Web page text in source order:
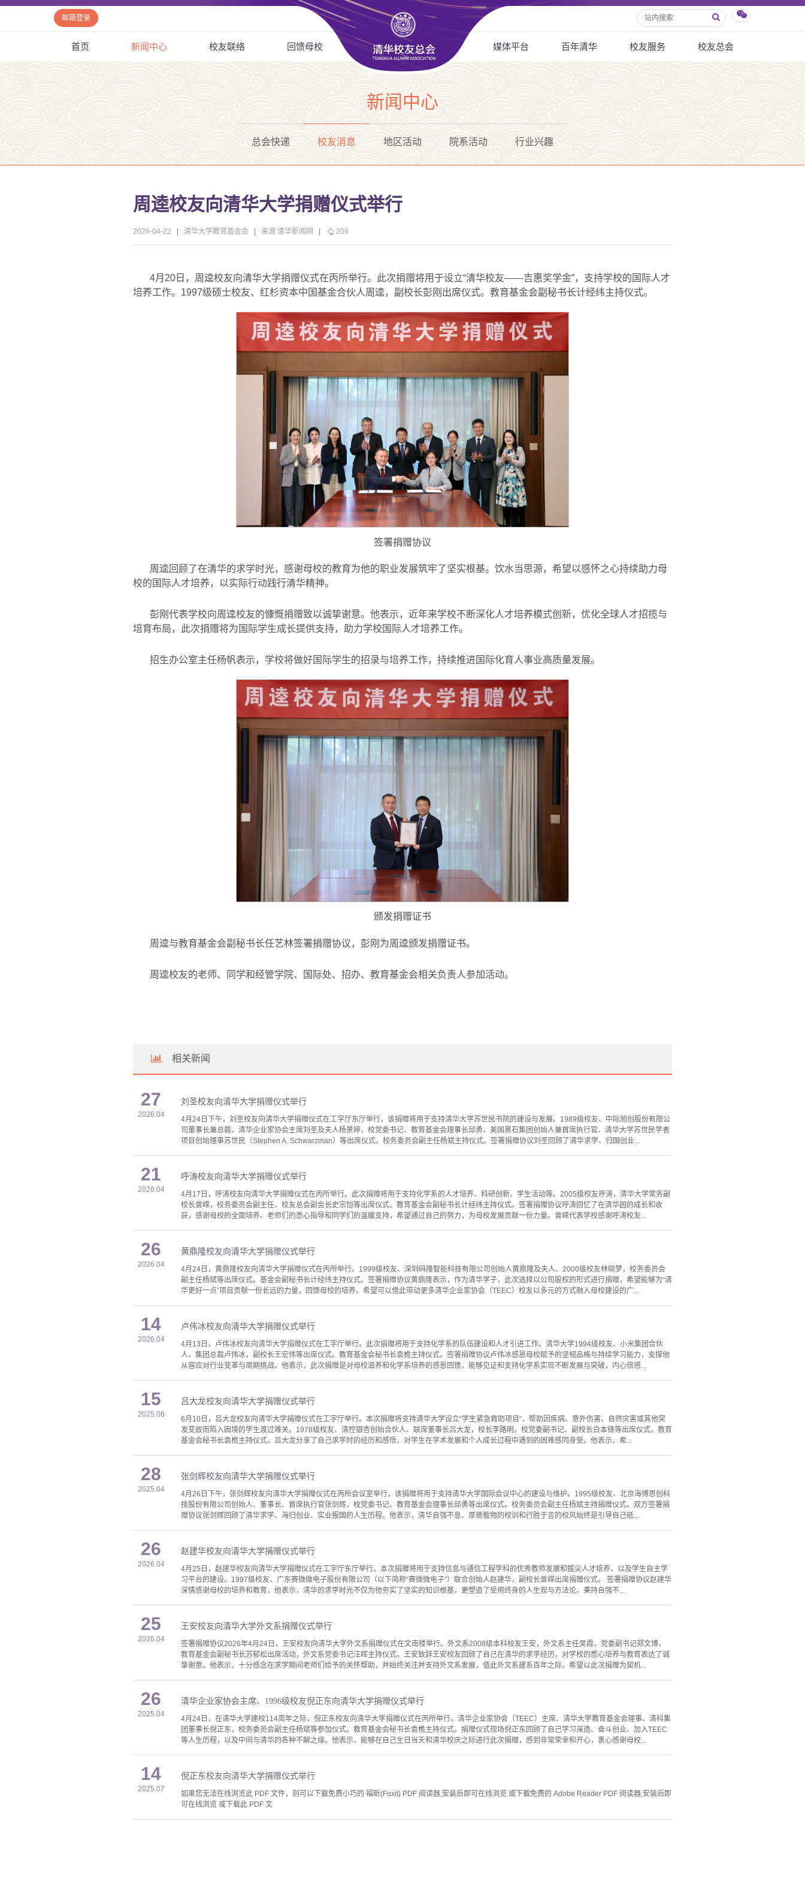
邮箱登录
首页 新闻中心 校友联络 回馈母校 媒体平台 百年清华 校友服务 校友总会
新闻中心
总会快递 校友消息 地区活动 院系活动 行业兴趣
周逵校友向清华大学捐赠仪式举行
2026-04-22 清华大学教育基金会 来源 清华新闻网 209
4月20日，周逵校友向清华大学捐赠仪式在丙所举行。此次捐赠将用于设立“清华校友——吉惠奖学金”，支持学校的国际人才
培养工作。1997级硕士校友、红杉资本中国基金合伙人周逵，副校长彭刚出席仪式。教育基金会副秘书长计经纬主持仪式。
签署捐赠协议
周逵回顾了在清华的求学时光，感谢母校的教育为他的职业发展筑牢了坚实根基。饮水当思源，希望以感怀之心持续助力母
校的国际人才培养，以实际行动践行清华精神。
彭刚代表学校向周逵校友的慷慨捐赠致以诚挚谢意。他表示，近年来学校不断深化人才培养模式创新，优化全球人才招揽与
培育布局，此次捐赠将为国际学生成长提供支持，助力学校国际人才培养工作。
招生办公室主任杨帆表示，学校将做好国际学生的招录与培养工作，持续推进国际化育人事业高质量发展。
颁发捐赠证书
周逵与教育基金会副秘书长任艺林签署捐赠协议，彭刚为周逵颁发捐赠证书。
周逵校友的老师、同学和经管学院、国际处、招办、教育基金会相关负责人参加活动。
相关新闻
27
2026.04
刘圣校友向清华大学捐赠仪式举行
4月24日下午，刘圣校友向清华大学捐赠仪式在工字厅东厅举行，该捐赠将用于支持清华大学苏世民书院的建设与发展。1989级校友、中际旭创股份有限公
司董事长兼总裁、清华企业家协会主席刘圣及夫人杨景婷，校党委书记、教育基金会理事长邱勇，美国黑石集团创始人兼首席执行官、清华大学苏世民学者
项目创始理事苏世民（Stephen A. Schwarzman）等出席仪式。校务委员会副主任杨斌主持仪式。签署捐赠协议刘圣回顾了清华求学、归国创业...
21
2026.04
呼涛校友向清华大学捐赠仪式举行
4月17日，呼涛校友向清华大学捐赠仪式在丙所举行。此次捐赠将用于支持化学系的人才培养、科研创新、学生活动等。2005级校友呼涛，清华大学常务副
校长曾嵘，校务委员会副主任、校友总会副会长史宗恺等出席仪式。教育基金会副秘书长计经纬主持仪式。签署捐赠协议呼涛回忆了在清华园的成长和收
获，感谢母校的全面培养、老师们的悉心指导和同学们的温暖支持，希望通过自己的努力，为母校发展贡献一份力量。曾嵘代表学校感谢呼涛校友...
26
2026.04
黄鼎隆校友向清华大学捐赠仪式举行
4月24日，黄鼎隆校友向清华大学捐赠仪式在丙所举行。1999级校友、深圳码隆智能科技有限公司创始人黄鼎隆及夫人、2000级校友林晓梦，校务委员会
副主任杨斌等出席仪式。基金会副秘书长计经纬主持仪式。签署捐赠协议黄鼎隆表示，作为清华学子，此次选择以公司股权的形式进行捐赠，希望能够为“清
华更好一点”项目贡献一份长远的力量，回馈母校的培养。希望可以借此带动更多清华企业家协会（TEEC）校友以多元的方式融入母校建设的广...
14
2026.04
卢伟冰校友向清华大学捐赠仪式举行
4月13日，卢伟冰校友向清华大学捐赠仪式在工字厅举行。此次捐赠将用于支持化学系的队伍建设和人才引进工作。清华大学1994级校友、小米集团合伙
人、集团总裁卢伟冰，副校长王宏伟等出席仪式。教育基金会秘书长袁桅主持仪式。签署捐赠协议卢伟冰感恩母校赋予的坚韧品格与持续学习能力，支撑他
从容应对行业变革与周期挑战。他表示，此次捐赠是对母校滋养和化学系培养的感恩回馈，能够见证和支持化学系实现不断发展与突破，内心倍感...
15
2025.06
吕大龙校友向清华大学捐赠仪式举行
6月10日，吕大龙校友向清华大学捐赠仪式在工字厅举行。本次捐赠将支持清华大学设立“学生紧急救助项目”，帮助因疾病、意外伤害、自然灾害或其他突
发变故而陷入困境的学生渡过难关。1978级校友、清控银杏创始合伙人、联席董事长吕大龙，校长李路明，校党委副书记、副校长白本锋等出席仪式。教育
基金会秘书长袁桅主持仪式。吕大龙分享了自己求学时的经历和感悟，对学生在学术发展和个人成长过程中遇到的困难感同身受。他表示，希...
28
2025.04
张剑辉校友向清华大学捐赠仪式举行
4月26日下午，张剑辉校友向清华大学捐赠仪式在丙所会议室举行，该捐赠将用于支持清华大学国际会议中心的建设与维护。1995级校友、北京海博思创科
技股份有限公司创始人、董事长、首席执行官张剑辉，校党委书记、教育基金会理事长邱勇等出席仪式。校务委员会副主任杨斌主持捐赠仪式。双方签署捐
赠协议张剑辉回顾了清华求学、海归创业、实业报国的人生历程。他表示，清华自强不息、厚德载物的校训和行胜于言的校风始终是引导自己砥...
26
2026.04
赵建华校友向清华大学捐赠仪式举行
4月25日，赵建华校友向清华大学捐赠仪式在工字厅东厅举行。本次捐赠将用于支持信息与通信工程学科的优秀教师发展和拔尖人才培养，以及学生自主学
习平台的建设。1997级校友、广东赛微微电子股份有限公司（以下简称“赛微微电子”）联合创始人赵建华，副校长曾嵘出席捐赠仪式。 签署捐赠协议赵建华
深情感谢母校的培养和教育，他表示，清华的求学时光不仅为他夯实了坚实的知识根基，更塑造了受用终身的人生观与方法论。秉持自强不...
25
2026.04
王安校友向清华大学外文系捐赠仪式举行
签署捐赠协议2026年4月24日，王安校友向清华大学外文系捐赠仪式在文南楼举行。外文系2008级本科校友王安，外文系主任吴霞，党委副书记郑文博，
教育基金会副秘书长苏郁松出席活动，外文系党委书记汪晖主持仪式。王安致辞王安校友回顾了自己在清华的求学经历，对学校的悉心培养与教育表达了诚
挚谢意。他表示，十分感念在求学期间老师们给予的关怀帮助，并始终关注并支持外文系发展，值此外文系建系百年之际，希望以此次捐赠为契机...
26
2025.04
清华企业家协会主席、1996级校友倪正东向清华大学捐赠仪式举行
4月24日，在清华大学建校114周年之际，倪正东校友向清华大学捐赠仪式在丙所举行。清华企业家协会（TEEC）主席、清华大学教育基金会理事、清科集
团董事长倪正东，校务委员会副主任杨斌等参加仪式。教育基金会秘书长袁桅主持仪式。捐赠仪式现场倪正东回顾了自己学习深造、奋斗创业、加入TEEC
等人生历程，以及中间与清华的各种不解之缘。他表示，能够在自己生日当天和清华校庆之际进行此次捐赠，感到非常荣幸和开心，衷心感谢母校...
14
2025.07
倪正东校友向清华大学捐赠仪式举行
如果您无法在线浏览此 PDF 文件，则可以下载免费小巧的 福昕(Foxit) PDF 阅读器,安装后即可在线浏览 或下载免费的 Adobe Reader PDF 阅读器,安装后即
可在线浏览 或下载此 PDF 文